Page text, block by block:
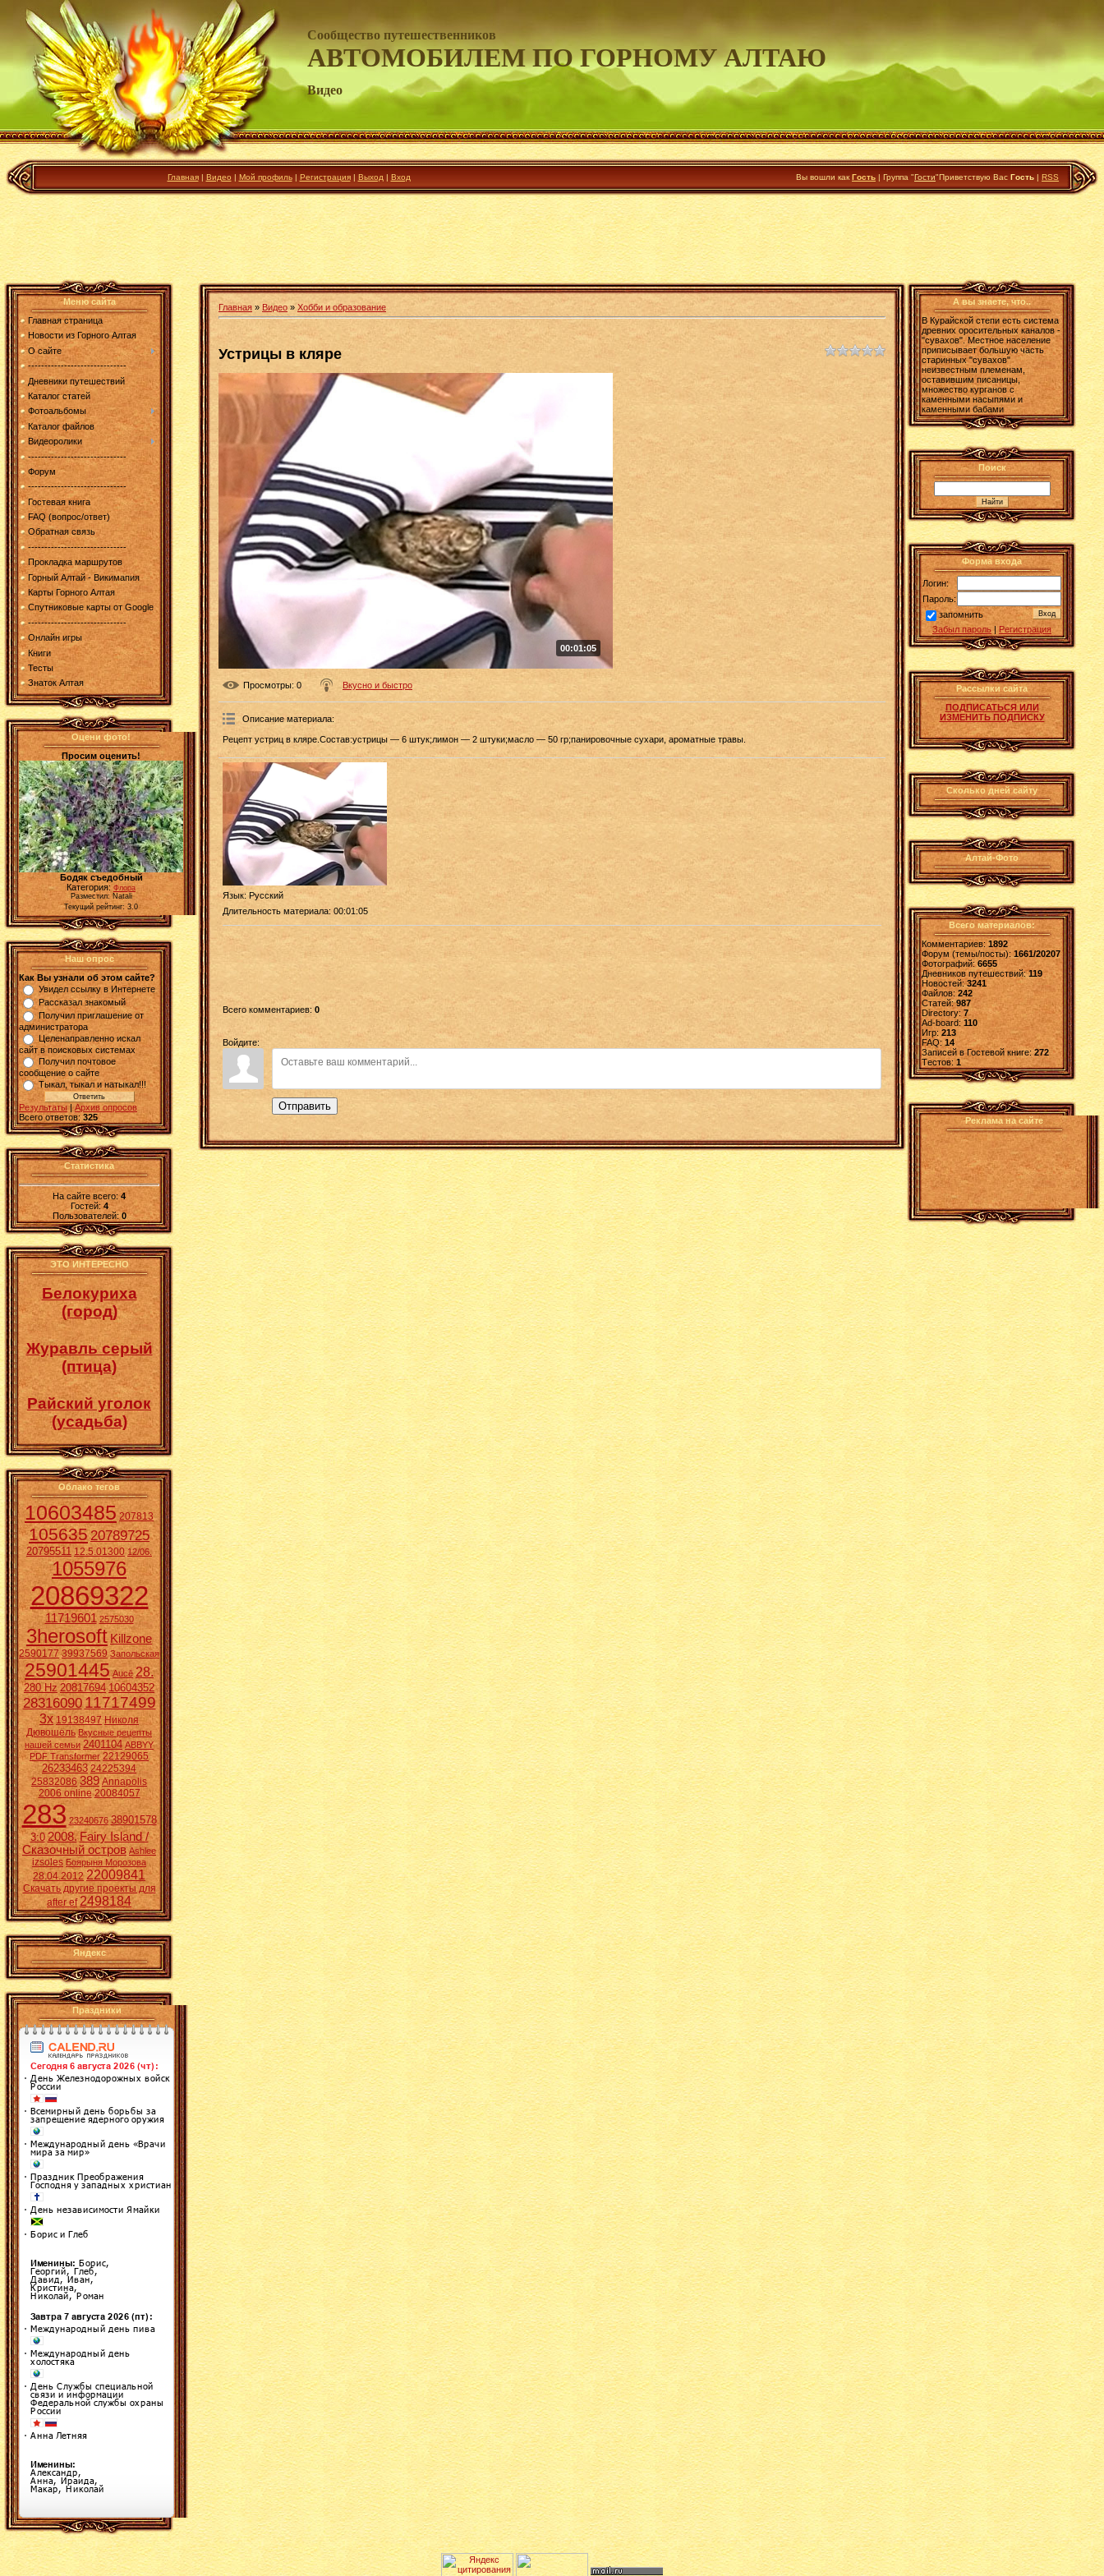
Сообщество путешественников
АВТОМОБИЛЕМ ПО ГОРНОМУ АЛТАЮ
Видео
Главная| Видео| Мой профиль| Регистрация| Выход | Вход Вы вошли как Гость | Группа "Гости"Приветствую Вас Гость | RSS
Меню сайта
Главная страница
Новости из Горного Алтая
О сайте
------------------------------
Дневники путешествий
Каталог статей
Фотоальбомы
Каталог файлов
Видеоролики
------------------------------
Форум
------------------------------
Гостевая книга
FAQ (вопрос/ответ)
Обратная связь
------------------------------
Прокладка маршрутов
Горный Алтай - Викимапия
Карты Горного Алтая
Спутниковые карты от Google
------------------------------
Онлайн игры
Книги
Тесты
Знаток Алтая
Оцени фото!
Просим оценить!
Бодяк съедобный
Категория: Флора
Разместил: Natali
Текущий рейтинг: 3.0
Наш опрос
Как Вы узнали об этом сайте?
Увидел ссылку в Интернете
Рассказал знакомый
Получил приглашение от
администратора
Целенаправленно искал
сайт в поисковых системах
Получил почтовое
сообщение о сайте
Тыкал, тыкал и натыкал!!!
Результаты |Архив опросов
Всего ответов: 325
Статистика
На сайте всего:4
Гостей:4
Пользователей: 0
ЭТО ИНТЕРЕСНО
Белокуриха
(город)
Журавль серый
(птица)
Райский уголок
(усадьба)
Облако тегов
10603485 207813
10563520789725
20795511 12.5.01300 12/06.
1055976
20869322
11719601 2575030
3herosoft Killzone
2590177 39937569 Запольская
25901445 Aucē 28.
280 Hz 20817694 10604352
2831609011717499
3x 19138497 Николя
Дювошель Вкусные рецепты
нашей семьи 2401104 ABBYY
PDF Transformer 22129065
26233463 24225394
25832086 389 Annapolis
2006 online 20084057
283 23240676 38901578
3:0 2008. Fairy Island /
Сказочный остров Ashlee
izsoles Боярыня Морозова
28.04.2012 22009841
Скачать другие проекты для
after ef 2498184
Яндекс
Праздники
Главная » Видео» Хобби и образование
Устрицы в кляре
00:01:05
Просмотры: 0 Вкусно и быстро
Описание материала:
Рецепт устриц в кляре.Состав:устрицы — 6 штук;лимон — 2 штуки;масло — 50 гр;панировочные сухари, ароматные травы.
Язык: Русский
Длительность материала: 00:01:05
Всего комментариев: 0
Войдите:
Отправить
А вы знаете, что..
В Курайской степи есть система
древних оросительных каналов -
"сувахов". Местное население
приписывает большую часть
старинных "сувахов"
неизвестным племенам,
оставившим писаницы,
множество курганов с
каменными насыпями и
каменными бабами
Поиск
Форма входа
Логин:
Пароль:
запомнить
Забыл пароль | Регистрация
Рассылки сайта
ПОДПИСАТЬСЯ ИЛИ
ИЗМЕНИТЬ ПОДПИСКУ
Сколько дней сайту
Алтай-Фото
Всего материалов:
Комментариев: 1892
Форум (темы/посты):1661/20207
Фотографий:6655
Дневников путешествий:119
Новостей:3241
Файлов: 242
Статей:987
Directory: 7
Ad-board:110
Игр: 213
FAQ:14
Записей в Гостевой книге:272
Tестов: 1
Реклама на сайте